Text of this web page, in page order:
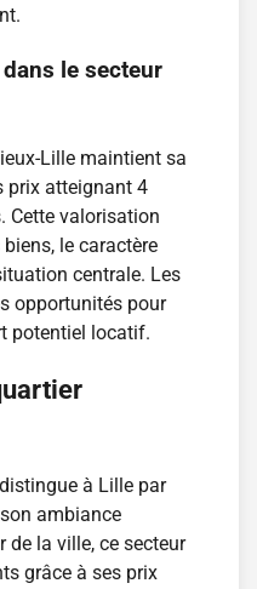
le secteur
Lille maintient sa
prix atteignant 4
Cette valorisation
le caractère
centrale. Les
opportunités pour
potentiel locatif.
à Lille par
ambiance
la ville, ce secteur
grâce à ses prix